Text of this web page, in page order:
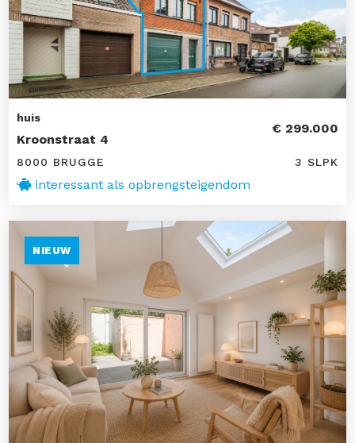
huis
Kroonstraat 4
€ 299.000
8000 BRUGGE 3 SLPK
interessant als opbrengsteigendom
NIEUW